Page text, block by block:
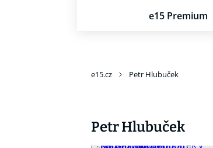
e15 Premium
e15.cz Petr Hlubuček
Petr Hlubuček